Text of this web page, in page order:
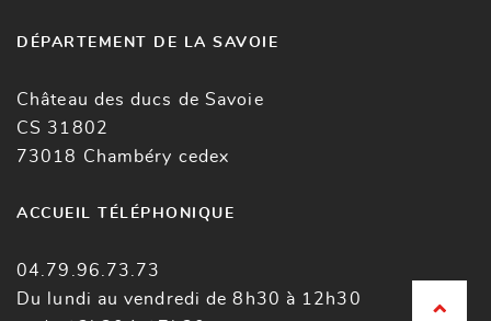
DÉPARTEMENT DE LA SAVOIE
Château des ducs de Savoie
CS 31802
73018 Chambéry cedex
ACCUEIL TÉLÉPHONIQUE
04.79.96.73.73
Du lundi au vendredi de 8h30 à 12h30